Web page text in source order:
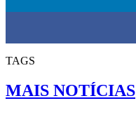
TAGS
MAIS NOTÍCIAS